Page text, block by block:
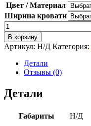
Цвет / Материал
Ширина кровати
Количество
товара
Кровать
урезанная
Новая
В корзину
Артикул: Н/Д Категория:
Детали
Отзывы (0)
Детали
Габариты Н/Д